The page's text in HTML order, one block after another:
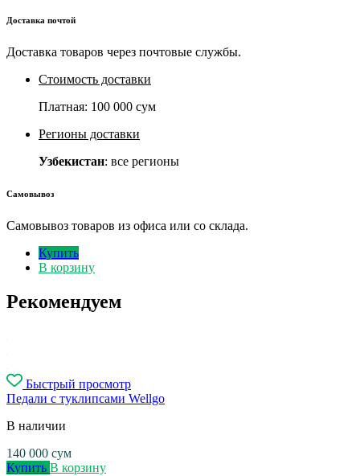
Доставка почтой
Доставка товаров через почтовые службы.
Стоимость доставки
Платная: 100 000 сум
Регионы доставки
Узбекистан: все регионы
Самовывоз
Самовывоз товаров из офиса или со склада.
Купить
В корзину
Рекомендуем
Быстрый просмотр
Педали с туклипсами Wellgo
В наличии
140 000 сум
Купить В корзину